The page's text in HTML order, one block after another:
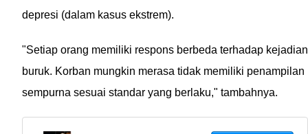
bisa merusak
depresi (dalam kasus ekstrem).
"Setiap orang memiliki respons berbeda terhadap kejadian
buruk. Korban mungkin merasa tidak memiliki penampilan
sempurna sesuai standar yang berlaku," tambahnya.